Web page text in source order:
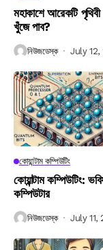
মহাকাশে আরেকটি
খুঁজে পাব?
নিউজডেস্ক July 12,
কোয়ান্টাম কম্পিউটিং
কোয়ান্টাম কম্পিউটিং:
কম্পিউটার
নিউজডেস্ক July 11,